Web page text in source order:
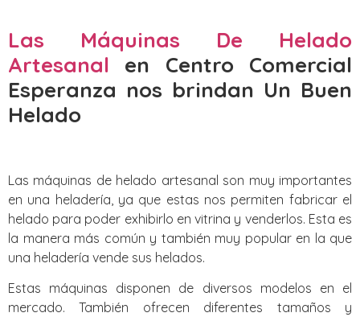
Las Máquinas De Helado
Artesanal en Centro Comercial
Esperanza nos brindan Un Buen
Helado
Las máquinas de helado artesanal son muy importantes
en una heladería, ya que estas nos permiten fabricar el
helado para poder exhibirlo en vitrina y venderlos. Esta es
la manera más común y también muy popular en la que
una heladería vende sus helados.
Estas máquinas disponen de diversos modelos en el
mercado. También ofrecen diferentes tamaños y